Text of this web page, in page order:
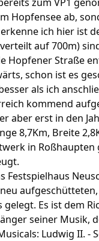
Hopfensee ab,
ich hier ist
auf 700m)
Hopfener Straße
schon ist es
als ich
kommend
aber erst in den
8,7Km, Breite
in
Festspielhaus
aufgeschütteten,
Es ist dem
seiner Musik,
Ludwig II. -